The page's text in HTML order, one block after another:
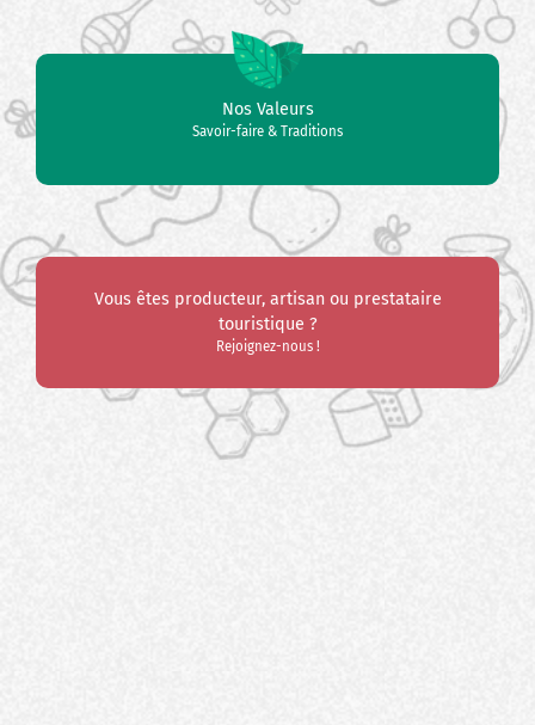
Nos Valeurs
Savoir-faire & Traditions
Vous êtes producteur, artisan ou prestataire
touristique ?
Rejoignez-nous !